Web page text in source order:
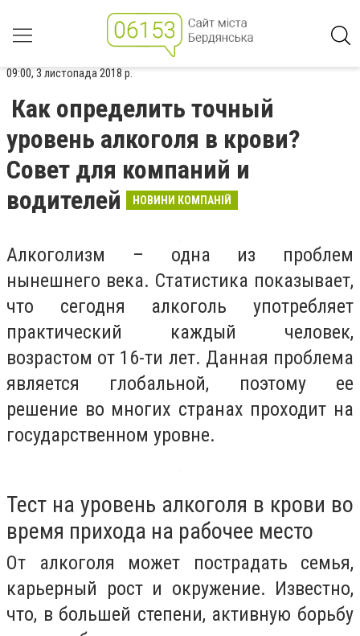
09:00, 3 листопада 2018 р.
Как определить точный
уровень алкоголя в крови?
Совет для компаний и
водителей
НОВИНИ КОМПАНІЙ
Алкоголизм – одна из проблем
нынешнего века. Статистика показывает,
что сегодня алкоголь употребляет
практический каждый человек,
возрастом от 16-ти лет. Данная проблема
является глобальной, поэтому ее
решение во многих странах проходит на
государственном уровне.
Тест на уровень алкоголя в крови во
время прихода на рабочее место
От алкоголя может пострадать семья,
карьерный рост и окружение. Известно,
что, в большей степени, активную борьбу